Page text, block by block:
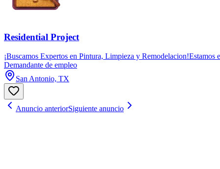
Residential Project
¡Buscamos Expertos en Pintura, Limpieza y Remodelacion!Estamos
Demandante de empleo
San Antonio, TX
Anuncio anteriorSiguiente anuncio